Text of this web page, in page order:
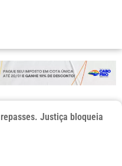
Justiça bloqueia